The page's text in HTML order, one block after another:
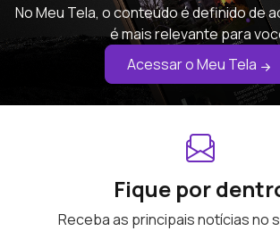
No Meu Tela, o conteúdo é definido de
é mais relevante para
Acessar o Meu Tela
Fique por
Receba as principais notícias no